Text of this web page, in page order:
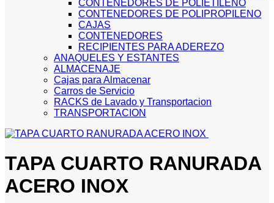
CONTENEDORES DE POLIETILENO
CONTENEDORES DE POLIPROPILENO
CAJAS
CONTENEDORES
RECIPIENTES PARA ADEREZO
ANAQUELES Y ESTANTES
ALMACENAJE
Cajas para Almacenar
Carros de Servicio
RACKS de Lavado y Transportacion
TRANSPORTACION
TAPA CUARTO RANURADA
ACERO INOX